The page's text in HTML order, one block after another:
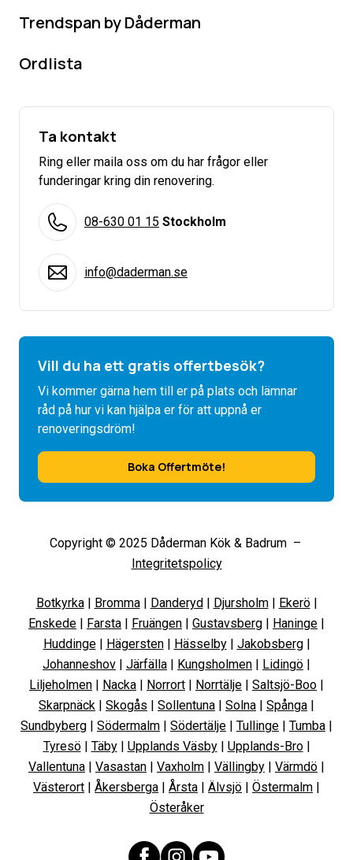
Trendspan by Dåderman
Ordlista
Ta kontakt
Ring eller maila oss om du har frågor eller
funderingar kring din renovering.
08-630 01 15 Stockholm
info@daderman.se
Vill du ha ett gratis offertbesök?
Vi kommer gärna hem till er på plats och lämnar
råd på hur vi kan hjälpa er för att uppnå er
renoveringsdröm!
Boka Offertmöte!
Copyright © 2025 Dåderman Kök & Badrum –
Integritetspolicy
Botkyrka| Bromma| Danderyd| Djursholm| Ekerö|
Enskede | Farsta | Fruängen | Gustavsberg | Haninge |
Huddinge| Hägersten| Hässelby| Jakobsberg|
Johanneshov | Järfälla | Kungsholmen | Lidingö |
Liljeholmen | Nacka | Norrort | Norrtälje | Saltsjö-Boo |
Skarpnäck | Skogås | Sollentuna | Solna | Spånga |
Sundbyberg | Södermalm | Södertälje | Tullinge | Tumba |
Tyresö| Täby| Upplands Väsby| Upplands-Bro|
Vallentuna | Vasastan | Vaxholm | Vällingby | Värmdö |
Västerort | Åkersberga | Årsta | Älvsjö | Östermalm |
Österåker